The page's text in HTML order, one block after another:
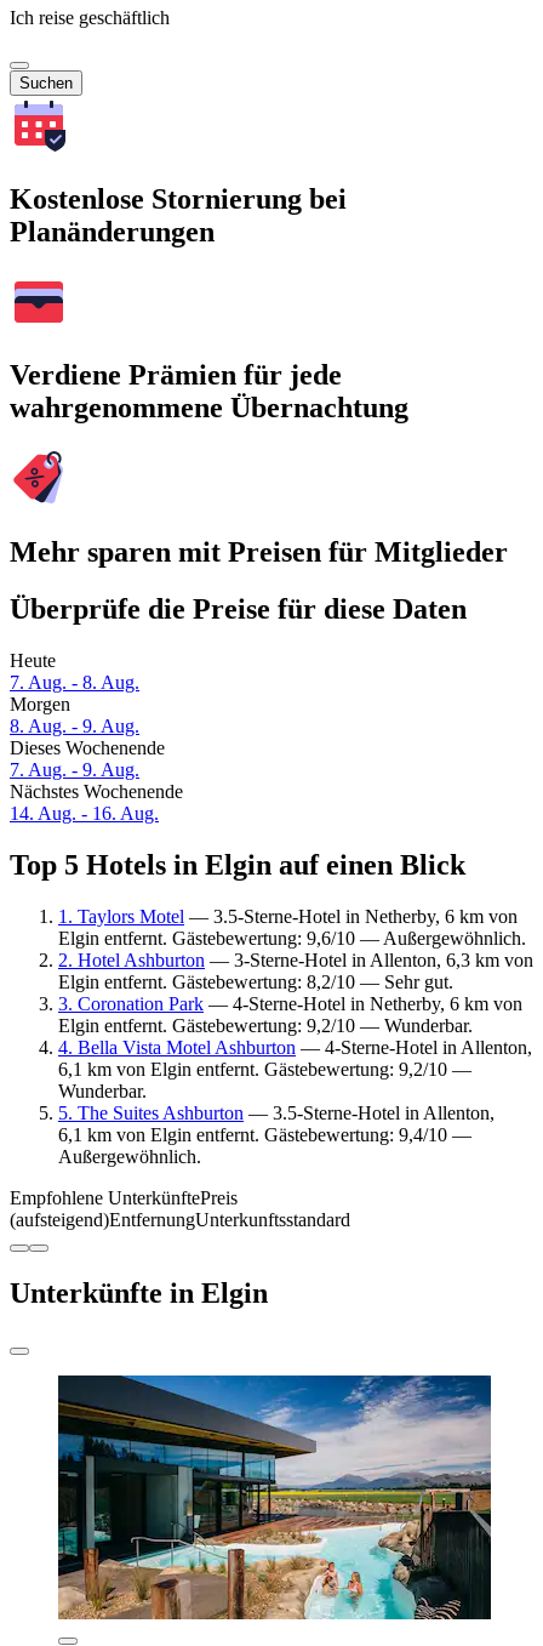
Ich reise geschäftlich
Suchen
Kostenlose Stornierung bei
Planänderungen
Verdiene Prämien für jede
wahrgenommene Übernachtung
Mehr sparen mit Preisen für Mitglieder
Überprüfe die Preise für diese Daten
Heute
7. Aug. - 8. Aug.
Morgen
8. Aug. - 9. Aug.
Dieses Wochenende
7. Aug. - 9. Aug.
Nächstes Wochenende
14. Aug. - 16. Aug.
Top 5 Hotels in Elgin auf einen Blick
1. Taylors Motel — 3.5-Sterne-Hotel in Netherby, 6 km von
Elgin entfernt. Gästebewertung: 9,6/10 — Außergewöhnlich.
2. Hotel Ashburton — 3-Sterne-Hotel in Allenton, 6,3 km von
Elgin entfernt. Gästebewertung: 8,2/10 — Sehr gut.
3. Coronation Park — 4-Sterne-Hotel in Netherby, 6 km von
Elgin entfernt. Gästebewertung: 9,2/10 — Wunderbar.
4. Bella Vista Motel Ashburton — 4-Sterne-Hotel in Allenton,
6,1 km von Elgin entfernt. Gästebewertung: 9,2/10 —
Wunderbar.
5. The Suites Ashburton — 3.5-Sterne-Hotel in Allenton,
6,1 km von Elgin entfernt. Gästebewertung: 9,4/10 —
Außergewöhnlich.
Empfohlene UnterkünftePreis
(aufsteigend)EntfernungUnterkunftsstandard
Unterkünfte in Elgin